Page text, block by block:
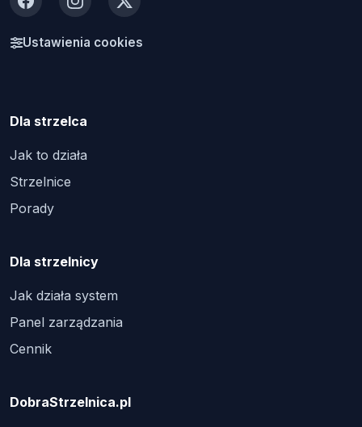
FacebookInstagram
X
Ustawienia cookies
Dla strzelca
Jak to działa
Strzelnice
Porady
Dla strzelnicy
Jak działa system
Panel zarządzania
Cennik
DobraStrzelnica.pl